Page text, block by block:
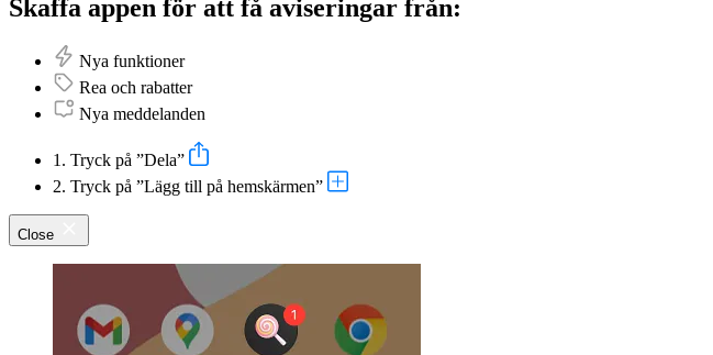
Skaffa appen för att få aviseringar från:
Nya funktioner
Rea och rabatter
Nya meddelanden
1. Tryck på ”Dela”
2. Tryck på ”Lägg till på hemskärmen”
Close